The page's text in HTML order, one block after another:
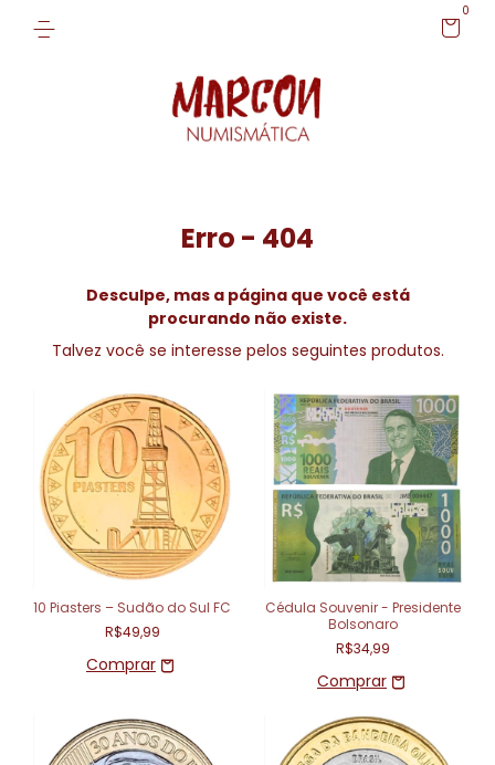
0
Erro - 404
Desculpe, mas a página que você está
procurando não existe.
Talvez você se interesse pelos seguintes produtos.
10 Piasters – Sudão do Sul FC
R$49,99
Cédula Souvenir - Presidente
Bolsonaro
R$34,99